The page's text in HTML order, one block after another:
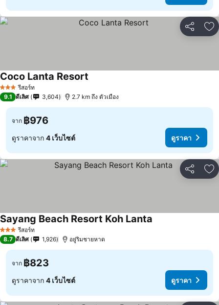
แชร์ เ
3 ดาว รีสอร์ท
Coco Lanta Resort
9.1 ดีเลิศ 3,604 2.7 km ถึง ตัวเมือง
จาก ฿976
ดูราคาจาก 4 เว็บไซต์ ดูราคา
แชร์ เ
3 ดาว รีสอร์ท
Sayang Beach Resort Koh Lanta
8.7 ดีเลิศ 1,926 อยู่ริมชายหาด
จาก ฿823
ดูราคาจาก 4 เว็บไซต์ ดูราคา